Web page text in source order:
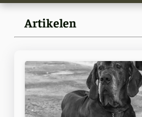
Artikelen